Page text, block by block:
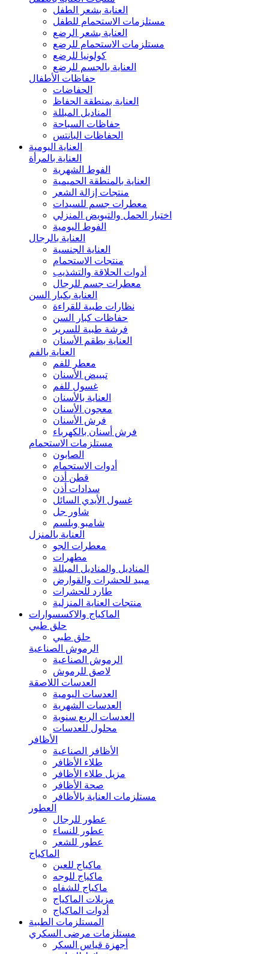
العناية بشعر الطفل
مستلزمات الاستحمام للطفل
العناية بشعر الرضع
مستلزمات الاستحمام للرضع
كولونيا للرضع
العناية بالجسم للرضع
حفاظات الأطفال
الحفاضات
العناية بمنطقة الحفاظ
المناديل المبللة
حفاظات السباحة
الحفاظات البانتس
العناية اليومية
العناية بالمرأة
الفوط الشهرية
العناية بالمنطقة الحميمية
منتجات إزالة الشعر
معطرات جسم للسيدات
اختبار الحمل والتبويض المنزلي
الفوط اليومية
العناية بالرجال
العناية الجنسية
منتجات الاستحمام
أدوات الحلاقة والتشذيب
معطرات جسم للرجال
العناية بكبار السن
نظارات طبية للقراءة
حفاظات كبار السن
فرشة طبية للسرير
العناية بطقم الأسنان
العناية بالفم
معطر للفم
تبييض الأسنان
غسول للفم
العناية بالأسنان
معجون الأسنان
فرش الأسنان
فرش أسنان بالكهرباء
مستلزمات الاستحمام
الصابون
أدوات الاستحمام
قطن أذن
سدادات أذن
غسول الأيدي السائل
شاور جل
شامبو وبلسم
العناية بالمنزل
معطرات الجو
مطهرات
المناديل والمناديل المبللة
مبيد للحشرات والقوارض
طارد للحشرات
منتجات العناية المنزلية
الماكياج والاكسسوارات
حلق طبي
حلق طبي
الرموش الصناعية
الرموش الصناعية
لاصق للرموش
العدسات اللاصقة
العدسات اليومية
العدسات الشهرية
العدسات الربع سنوية
محلول للعدسات
الأظافر
الأظافر الصناعية
طلاء الأظافر
مزيل طلاء الأظافر
صحة الأظافر
مستلزمات العناية بالأظافر
العطور
عطور للرجال
عطور للنساء
عطور للشعر
الماكياج
ماكياج للعين
ماكياج للوجه
ماكياج للشفاه
مزيلات الماكياج
أدوات الماكياج
المستلزمات الطبية
مستلزمات مرضى السكري
أجهزة قياس السكر